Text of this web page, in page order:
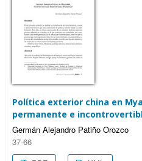
Política exterior china en
permanente e
Germán Alejandro Patiño Orozco
37-66